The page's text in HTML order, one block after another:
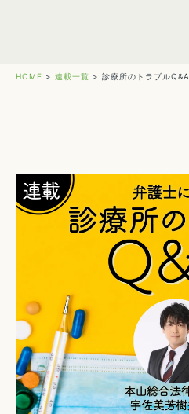
HOME > 連載一覧 > 診療所のトラブルQ&A